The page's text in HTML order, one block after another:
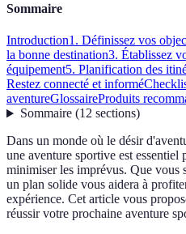
Sommaire
Introduction1. Définissez vos
la bonne destination3. Établissez
équipement5. Planification des
Restez connecté et informé
aventureGlossaireProduits
Sommaire(12 sections)
Dans un monde où le désir
une aventure sportive est
minimiser les imprévus. Que vous
un plan solide vous aidera à
expérience. Cet article vous
réussir votre prochaine aventure